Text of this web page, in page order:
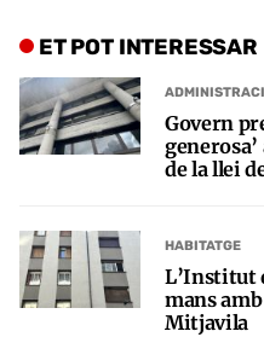
ET POT INTERESSAR
Govern
de la llei
HABITATGE
L’Institut
mans
Mitjavila